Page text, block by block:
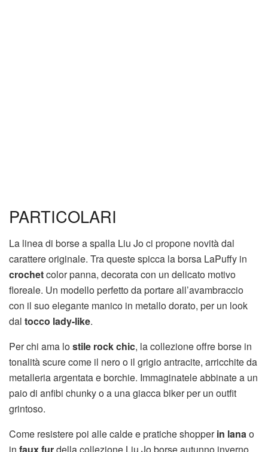
PARTICOLARI
La linea di borse a spalla Liu Jo ci propone novità dal
carattere originale. Tra queste spicca la borsa LaPuffy in
crochetcolor panna, decorata con un delicato motivo
floreale. Un modello perfetto da portare all’avambraccio
con il suo elegante manico in metallo dorato, per un look
dal tocco lady-like.
Per chi ama lostile rock chic, la collezione offre borse in
tonalità scure come il nero o il grigio antracite, arricchite da
metalleria argentata e borchie. Immaginatele abbinate a un
paio di anfibi chunky o a una giacca biker per un outfit
grintoso.
Come resistere poi alle calde e pratiche shopperin lanao
in faux furdella collezione Liu Jo borse autunno inverno